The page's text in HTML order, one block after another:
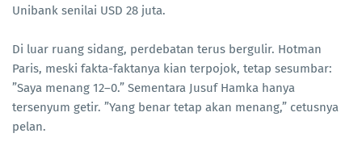
Unibank senilai USD 28 juta.
Di luar ruang sidang, perdebatan terus bergulir. Hotman
Paris, meski fakta-faktanya kian terpojok, tetap sesumbar:
”Saya menang 12–0.” Sementara Jusuf Hamka hanya
tersenyum getir. ”Yang benar tetap akan menang,” cetusnya
pelan.